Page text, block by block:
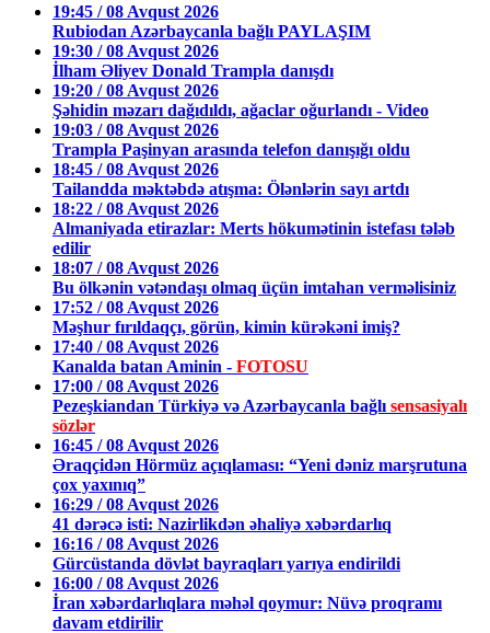
19:45 / 08 Avqust 2026
Rubiodan Azərbaycanla bağlı PAYLAŞIM
19:30 / 08 Avqust 2026
İlham Əliyev Donald Trampla danışdı
19:20 / 08 Avqust 2026
Şəhidin məzarı dağıdıldı, ağaclar oğurlandı - Video
19:03 / 08 Avqust 2026
Trampla Paşinyan arasında telefon danışığı oldu
18:45 / 08 Avqust 2026
Tailandda məktəbdə atışma: Ölənlərin sayı artdı
18:22 / 08 Avqust 2026
Almaniyada etirazlar: Merts hökumətinin istefası tələb
edilir
18:07 / 08 Avqust 2026
Bu ölkənin vətəndaşı olmaq üçün imtahan verməlisiniz
17:52 / 08 Avqust 2026
Məşhur fırıldaqçı, görün, kimin kürəkəni imiş?
17:40 / 08 Avqust 2026
Kanalda batan Aminin - FOTOSU
17:00 / 08 Avqust 2026
Pezeşkiandan Türkiyə və Azərbaycanla bağlı sensasiyalı
sözlər
16:45 / 08 Avqust 2026
Əraqçidən Hörmüz açıqlaması: “Yeni dəniz marşrutuna
çox yaxınıq”
16:29 / 08 Avqust 2026
41 dərəcə isti: Nazirlikdən əhaliyə xəbərdarlıq
16:16 / 08 Avqust 2026
Gürcüstanda dövlət bayraqları yarıya endirildi
16:00 / 08 Avqust 2026
İran xəbərdarlıqlara məhəl qoymur: Nüvə proqramı
davam etdirilir